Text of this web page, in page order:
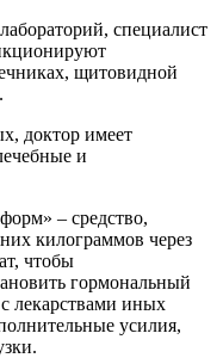
специалист
щитовидной
доктор имеет
и
– средство,
килограммов через
чтобы
гормональный
лекарствами иных
усилия,